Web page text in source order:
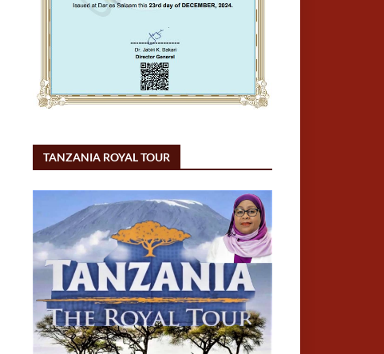
TANZANIA ROYAL TOUR